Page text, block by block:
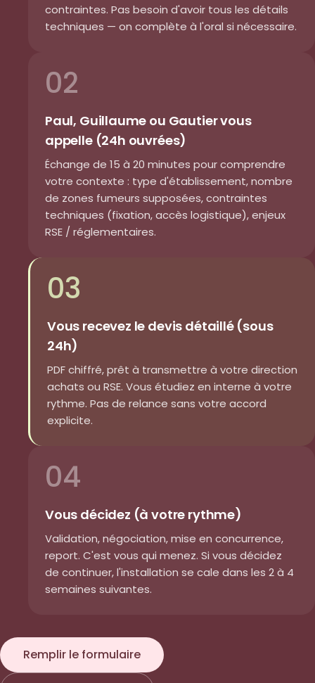
contraintes. Pas besoin d'avoir tous les détails
techniques — on complète à l'oral si nécessaire.
02
Paul, Guillaume ou Gautier vous
appelle (24h ouvrées)
Échange de 15 à 20 minutes pour comprendre
votre contexte : type d'établissement, nombre
de zones fumeurs supposées, contraintes
techniques (fixation, accès logistique), enjeux
RSE / réglementaires.
03
Vous recevez le devis détaillé (sous
24h)
PDF chiffré, prêt à transmettre à votre direction
achats ou RSE. Vous étudiez en interne à votre
rythme. Pas de relance sans votre accord
explicite.
04
Vous décidez (à votre rythme)
Validation, négociation, mise en concurrence,
report. C'est vous qui menez. Si vous décidez
de continuer, l'installation se cale dans les 2 à 4
semaines suivantes.
Remplir le formulaire